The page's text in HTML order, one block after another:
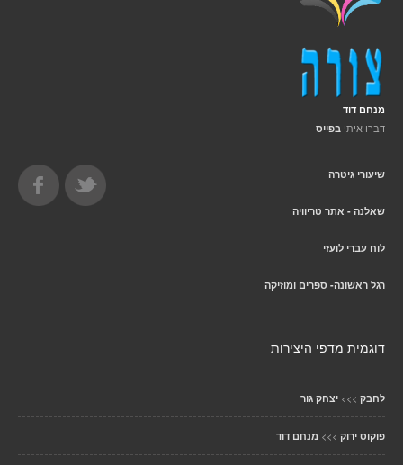
מנחם דוד
דברו איתי בפייס
שיעורי גיטרה
שאלנה - אתר טריוויה
לוח עברי לועזי
רגל ראשונה- ספרים ומוזיקה
דוגמית מדפי היצירות
לחבק >>> יצחק גור
פוקוס ירוק >>> מנחם דוד